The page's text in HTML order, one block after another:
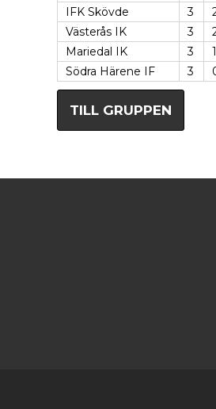
IFK Skövde
3
Västerås IK
3
Mariedal IK
3 1
Södra Härene IF
3
TILL GRUPPEN